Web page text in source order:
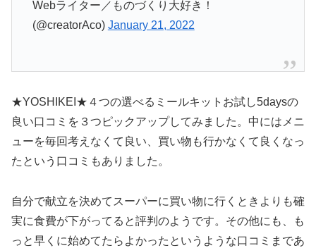
Webライター／ものづくり大好き！
(@creatorAco) January 21, 2022
★YOSHIKEI★４つの選べるミールキットお試し5daysの
良い口コミを３つピックアップしてみました。中にはメニ
ューを毎回考えなくて良い、買い物も行かなくて良くなっ
たという口コミもありました。
自分で献立を決めてスーパーに買い物に行くときよりも確
実に食費が下がってると評判のようです。その他にも、も
っと早くに始めてたらよかったというような口コミまであ